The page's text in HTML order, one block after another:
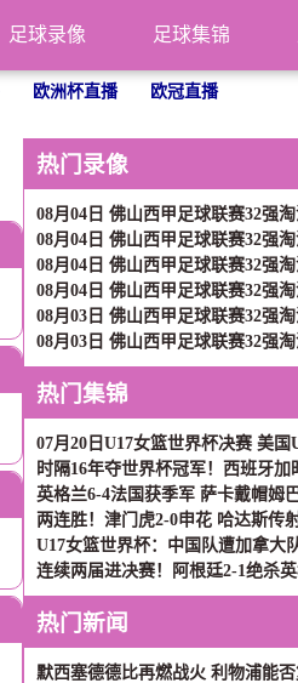
足球录像 足球集锦
欧洲杯直播 欧冠直播
热门录像
热门集锦
热门新闻